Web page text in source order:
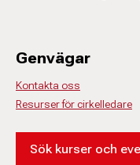
Genvägar
Kontakta oss
Resurser för cirkelledare
Sök kurser och